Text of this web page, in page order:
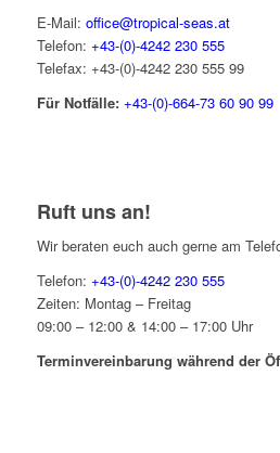
E-Mail: office@tropical-seas.at
Telefon: +43-(0)-4242 230 555
Telefax: +43-(0)-4242 230 555 99
Für Notfälle: +43-(0)-664-73 60 90 99
Ruft uns an!
Wir beraten euch auch gerne am
Telefon: +43-(0)-4242 230 555
Zeiten: Montag – Freitag
09:00 – 12:00 & 14:00 – 17:00 Uhr
Terminvereinbarung während der